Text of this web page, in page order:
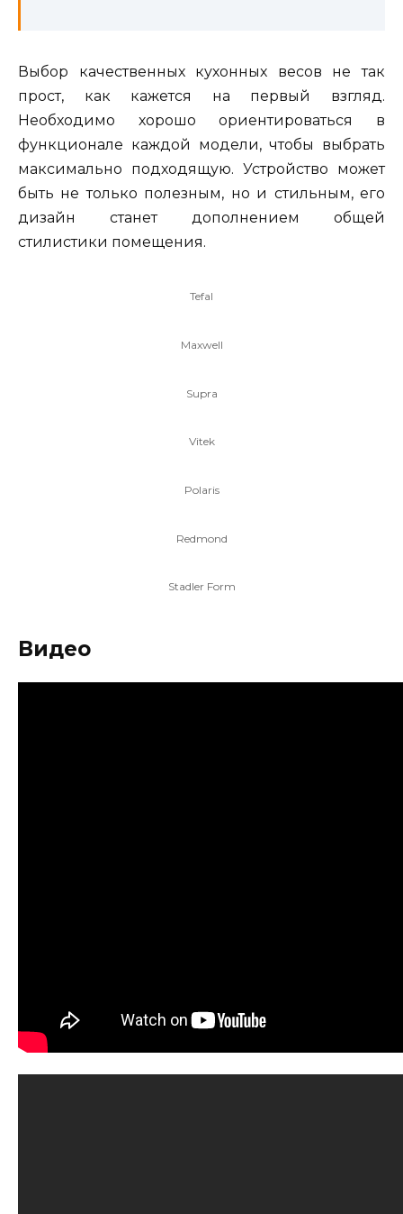
Выбор качественных кухонных весов не так
прост, как кажется на первый взгляд.
Необходимо хорошо ориентироваться в
функционале каждой модели, чтобы выбрать
максимально подходящую. Устройство может
быть не только полезным, но и стильным, его
дизайн станет дополнением общей
стилистики помещения.
Tefal
Maxwell
Supra
Vitek
Polaris
Redmond
Stadler Form
Видео